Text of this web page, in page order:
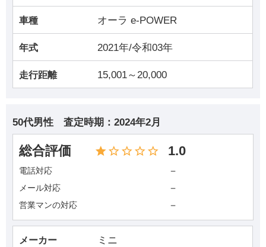
車種 オーラ e-POWER
年式 2021年/令和03年
走行距離 15,001～20,000
50代男性 査定時期： 2024年2月
総合評価 1.0
電話対応 －
メール対応 －
営業マンの対応 －
メーカー ミニ